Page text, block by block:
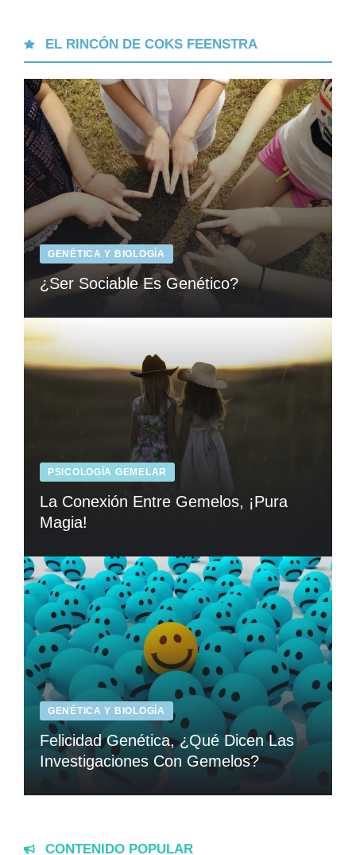
EL RINCÓN DE COKS FEENSTRA
GENÉTICA Y BIOLOGÍA
¿Ser Sociable Es Genético?
PSICOLOGÍA GEMELAR
La Conexión Entre Gemelos, ¡Pura
Magia!
GENÉTICA Y BIOLOGÍA
Felicidad Genética, ¿Qué Dicen Las
Investigaciones Con Gemelos?
CONTENIDO POPULAR